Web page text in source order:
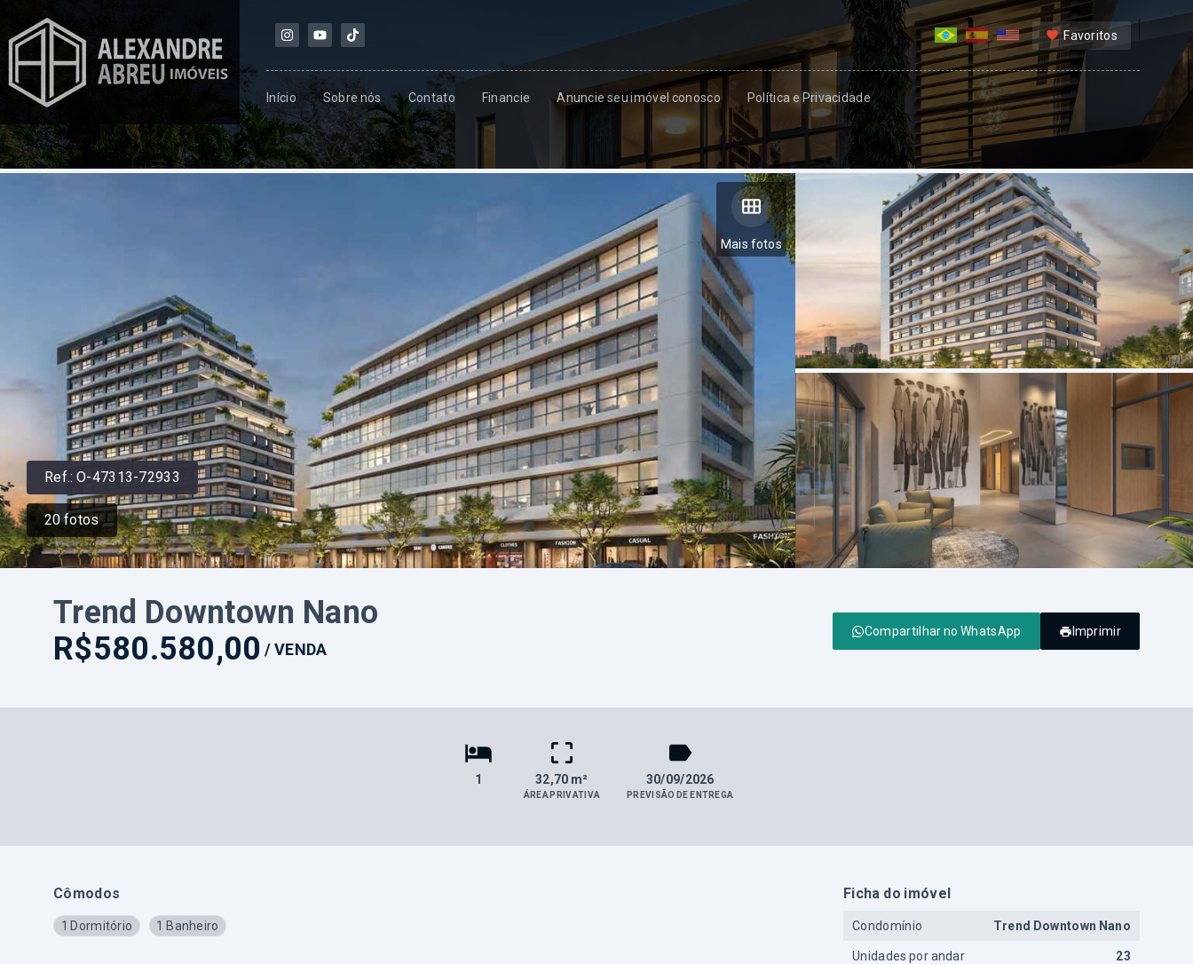
Favoritos
Início Sobre nós Contato Financie Anuncie seu imóvel conosco Política e Privacidade
Ref.:O-47313-72933
20fotos
Mais fotos
Trend Downtown Nano
R$580.580,00 /VENDA
Compartilhar no WhatsApp Imprimir
1 32,70 m²
ÁREA PRIVATIVA
30/09/2026
PREVISÃO DE ENTREGA
Cômodos
1 Dormitório 1 Banheiro
Ficha do imóvel
Condomínio Trend Downtown Nano
Unidades por andar 23